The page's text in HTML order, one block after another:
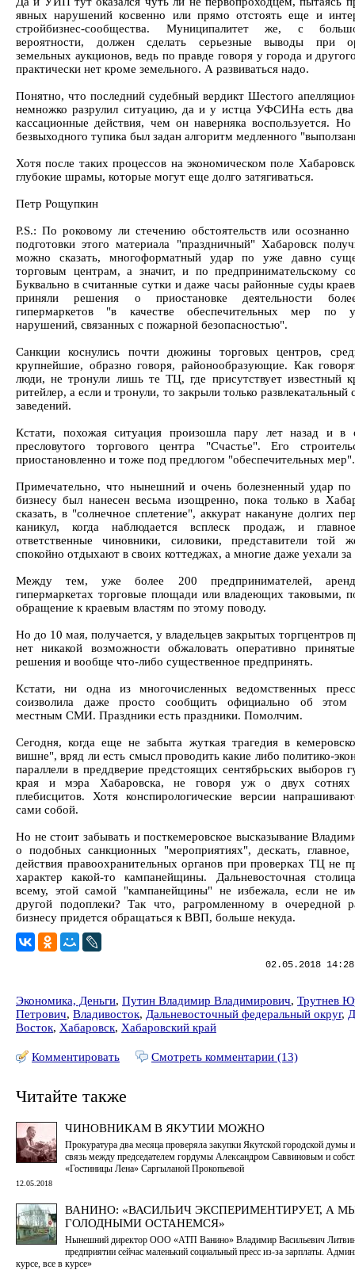
явных нарушений косвенно или прямо отстоять еще и
стройбизнес-сообщества. Муниципалитет же, с
вероятности, должен сделать серьезные выводы при
земельных аукционов, ведь по правде говоря у города и
практически нет кроме земельного. А развиваться надо.
Понятно, что последний судебный вердикт Шестого
немножко разрулил ситуацию, да и у истца УФСИНа есть
кассационные действия, чем он наверняка воспользуется. Но
безвыходного тупика был задан алгоритм медленного
Хотя после таких процессов на экономическом поле
глубокие шрамы, которые могут еще долго затягиваться.
Петр Рощупкин
P.S.: По роковому ли стечению обстоятельств или
подготовки этого материала "праздничный" Хабаровск
можно сказать, многоформатный удар по уже давно
торговым центрам, а значит, и по предпринимательскому
Буквально в считанные сутки и даже часы районные суды
приняли решения о приостановке деятельности
гипермаркетов "в качестве обеспечительных мер по
нарушений, связанных с пожарной безопасностью".
Санкции коснулись почти дюжины торговых центров,
крупнейшие, образно говоря, районообразующие. Как
люди, не тронули лишь те ТЦ, где присутствует известный
ритейлер, а если и тронули, то закрыли только развлекатальный
заведений.
Кстати, похожая ситуация произошла пару лет назад и в
пресловутого торгового центра "Счастье". Его
приостановленно и тоже под предлогом "обеспечительных мер".
Примечательно, что нынешний и очень болезненный удар по
бизнесу был нанесен весьма изощренно, пока только в
сказать, в "солнечное сплетение", аккурат накануне долгих
каникул, когда наблюдается всплеск продаж, и
ответственные чиновники, силовики, представители той
спокойно отдыхают в своих коттеджах, а многие даже уехали за
Между тем, уже более 200 предпринимателей,
гипермаркетах торговые площади или владеющих таковыми,
обращение к краевым властям по этому поводу.
Но до 10 мая, получается, у владельцев закрытых торгцентров
нет никакой возможности обжаловать оперативно
решения и вообще что-либо существенное предпринять.
Кстати, ни одна из многочисленных ведомственных
соизволила даже просто сообщить официально об этом
местным СМИ. Праздники есть праздники. Помолчим.
Сегодня, когда еще не забыта жуткая трагедия в
вишне", вряд ли есть смысл проводить какие либо политико-
параллели в преддверие предстоящих сентябрьских выборов
края и мэра Хабаровска, не говоря уж о двух сотнях
плебисцитов. Хотя конспирологические версии
сами собой.
Но не стоит забывать и посткемеровское высказывание
о подобных санкционных "мероприятиях", дескать,
действия правоохранительных органов при проверках ТЦ не
характер какой-то кампанейщины. Дальневосточная
всему, этой самой "кампанейщины" не избежала, если не
другой подоплеки? Так что, рагромленному в очередной
бизнесу придется обращаться к ВВП, больше некуда.
02.05.2018
Экономика, Деньги, Путин Владимир Владимирович, Трутнев
Петрович, Владивосток, Дальневосточный федеральный округ,
Восток, Хабаровск, Хабаровский край
Комментировать Смотреть комментарии (13)
Читайте также
ЧИНОВНИКАМ В ЯКУТИИ МОЖНО
Прокуратура два месяца проверяла закупки Якутской городской думы
связь между председателем гордумы Александром Саввиновым и
«Гостиницы Лена» Саргыланой Прокопьевой
12.05.2018
ВАНИНО: «ВАСИЛЬИЧ ЭКСПЕРИМЕНТИРУЕТ, А
ГОЛОДНЫМИ ОСТАНЕМСЯ»
Нынешний директор ООО «АТП Ванино» Владимир Васильевич
предприятии сейчас маленький социальный пресс из-за зарплаты.
курсе, все в курсе»